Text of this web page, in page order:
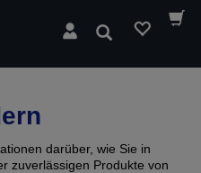
Suchen
darüber, wie Sie in
zuverlässigen Produkte von